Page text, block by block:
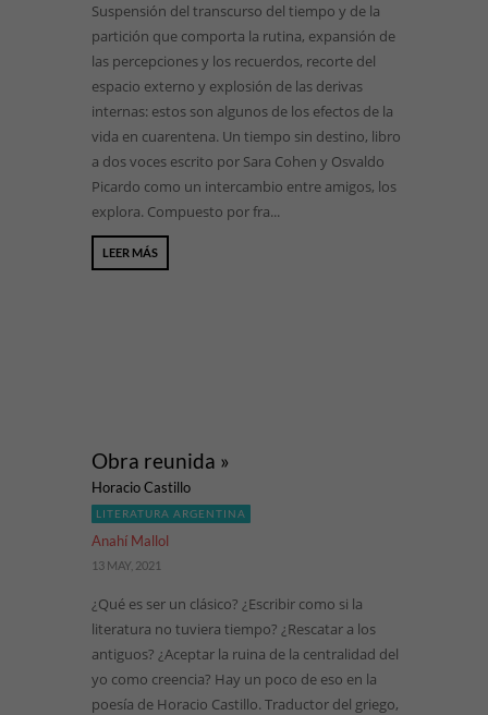
Suspensión del transcurso del tiempo y de la
partición que comporta la rutina, expansión de
las percepciones y los recuerdos, recorte del
espacio externo y explosión de las derivas
internas: estos son algunos de los efectos de la
vida en cuarentena. Un tiempo sin destino, libro
a dos voces escrito por Sara Cohen y Osvaldo
Picardo como un intercambio entre amigos, los
explora. Compuesto por fra...
LEER MÁS
Obra reunida »
Horacio Castillo
LITERATURA ARGENTINA
Anahí Mallol
13 MAY, 2021
¿Qué es ser un clásico? ¿Escribir como si la
literatura no tuviera tiempo? ¿Rescatar a los
antiguos? ¿Aceptar la ruina de la centralidad del
yo como creencia? Hay un poco de eso en la
poesía de Horacio Castillo. Traductor del griego,